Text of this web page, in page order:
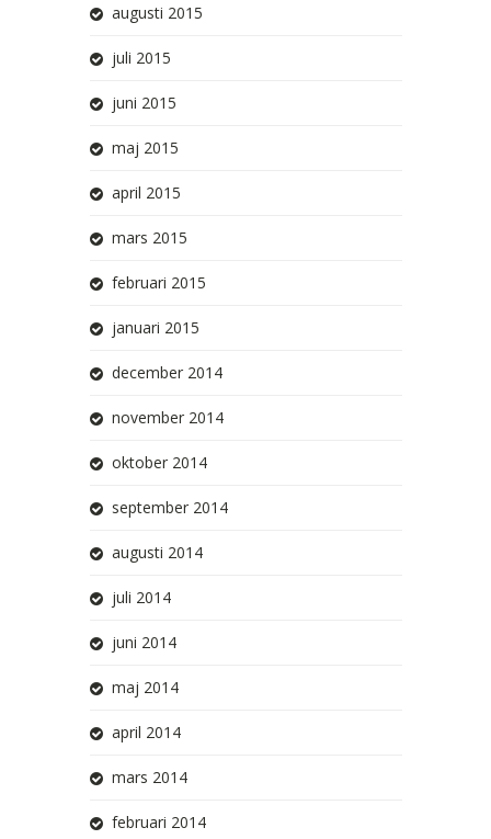
augusti 2015
juli 2015
juni 2015
maj 2015
april 2015
mars 2015
februari 2015
januari 2015
december 2014
november 2014
oktober 2014
september 2014
augusti 2014
juli 2014
juni 2014
maj 2014
april 2014
mars 2014
februari 2014